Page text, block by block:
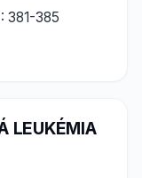
381-385
LEUKÉMIA